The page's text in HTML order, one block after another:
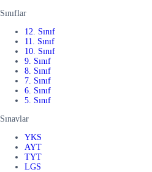
Sınıflar
12. Sınıf
11. Sınıf
10. Sınıf
9. Sınıf
8. Sınıf
7. Sınıf
6. Sınıf
5. Sınıf
Sınavlar
YKS
AYT
TYT
LGS